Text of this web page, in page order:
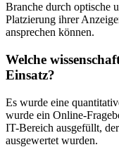
Branche durch optische
Platzierung ihrer
ansprechen können.
Welche
Einsatz?
Es wurde eine
wurde ein Online-
IT-Bereich ausgefüllt,
ausgewertet wurden.